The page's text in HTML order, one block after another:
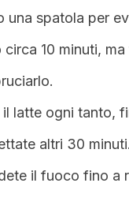
una spatola per
10 minuti,
latte ogni tanto,
altri 30
il fuoco fino a